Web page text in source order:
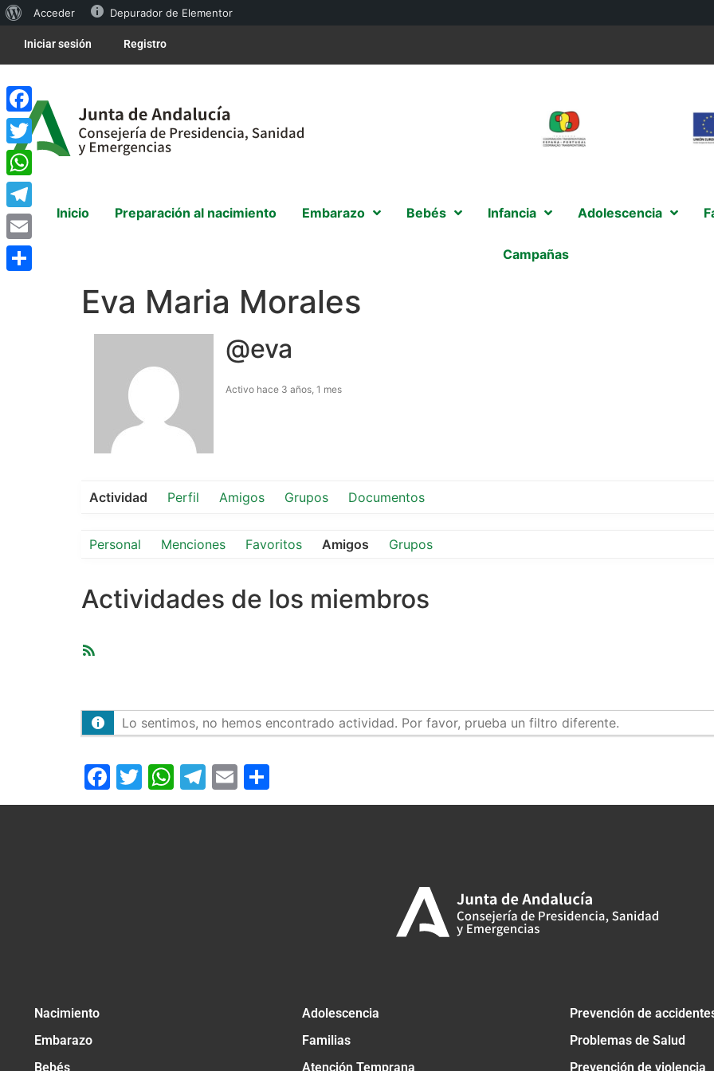
Acceder Depurador de Elementor
Iniciar sesión Registro
Inicio Preparación al nacimiento Embarazo Bebés Infancia Adolescencia
Campañas
Eva Maria Morales
@eva
Activo hace 3 años, 1 mes
Actividad Perfil Amigos Grupos Documentos
Personal Menciones Favoritos Amigos Grupos
Actividades de los miembros
Lo sentimos, no hemos encontrado actividad. Por favor, prueba un filtro diferente.
Facebook
Twitter
WhatsApp
Telegram
Email
Nacimiento
Embarazo
Bebés
Adolescencia
Familias
Atención Temprana
Prevención de
Problemas de Salud
Prevención de violencia
Facebook
Twitter
WhatsApp
Telegram
Email